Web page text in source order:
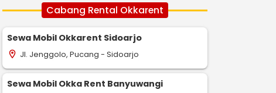
Cabang Rental Okkarent
Sewa Mobil Okkarent Sidoarjo
location_on Jl. Jenggolo, Pucang - Sidoarjo
Sewa Mobil Okka Rent Banyuwangi